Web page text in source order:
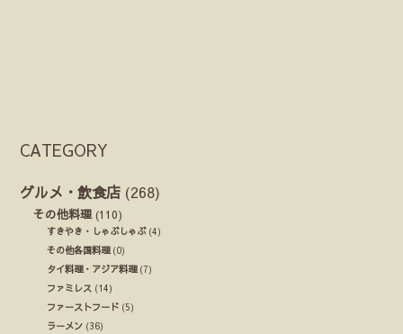
CATEGORY
グルメ・飲食店 (268)
その他料理 (110)
すきやき・しゃぶしゃぶ(4)
その他各国料理(0)
タイ料理・アジア料理(7)
ファミレス (14)
ファーストフード (5)
ラーメン (36)